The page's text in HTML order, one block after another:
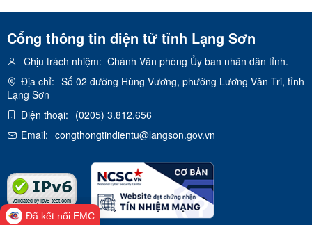
Cổng thông tin điện tử tỉnh Lạng Sơn
Chịu trách nhiệm: Chánh Văn phòng Ủy ban nhân dân tỉnh.
Địa chỉ: Số 02 đường Hùng Vương, phường Lương Văn Tri, tỉnh
Lạng Sơn
Điện thoại: (0205) 3.812.656
Email: congthongtindientu@langson.gov.vn
Đã kết nối EMC